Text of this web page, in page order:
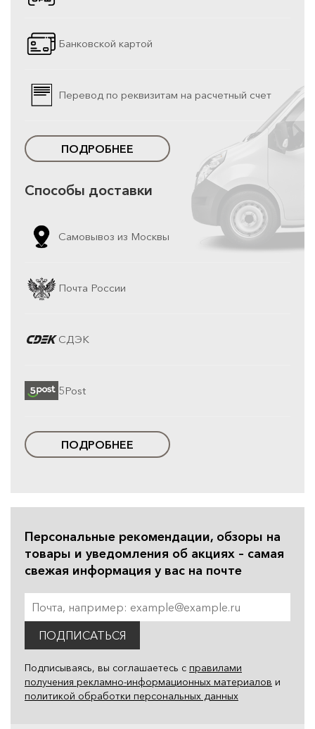
Банковской картой
Перевод по реквизитам на расчетный счет
ПОДРОБНЕЕ
Способы доставки
Самовывоз из Москвы
Почта России
СДЭК
5Post
ПОДРОБНЕЕ
Персональные рекомендации, обзоры на
товары и уведомления об акциях – самая
свежая информация у вас на почте
ПОДПИСАТЬСЯ
Подписываясь, вы соглашаетесь с правилами
получения рекламно-информационных материалов и
политикой обработки персональных данных